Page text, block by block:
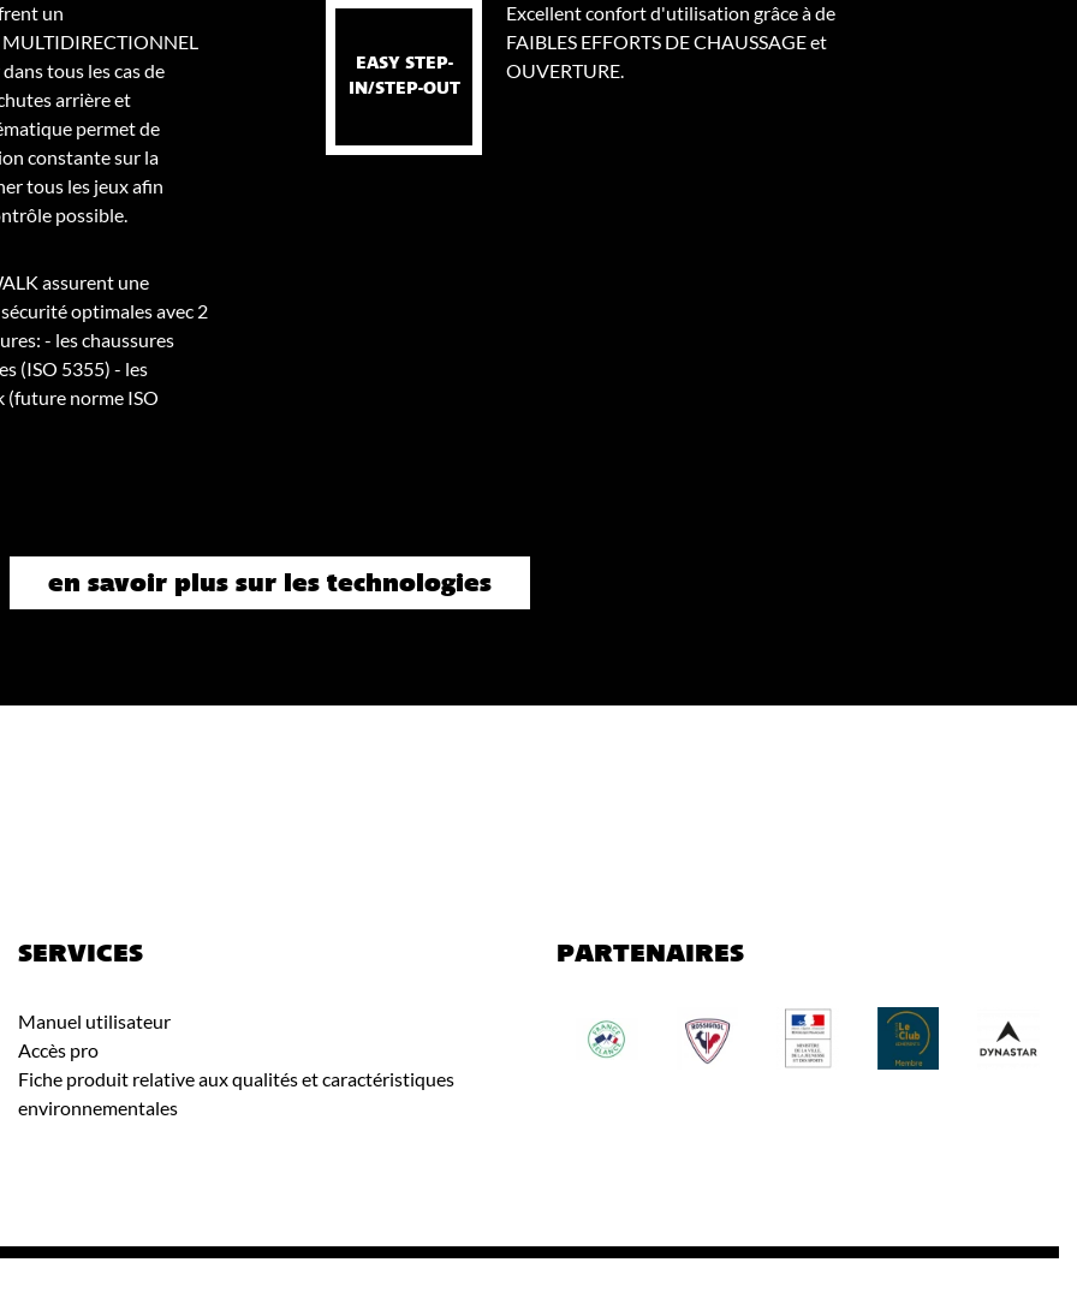
un
tous les cas de
arrière et
permet de
constante sur la
tous les jeux afin
possible.
EASY STEP-
IN/STEP-OUT
Excellent confort d'utilisation grâce à de
FAIBLES EFFORTS DE CHAUSSAGE et
OUVERTURE.
assurent une
optimales avec 2
- les chaussures
(ISO 5355) - les
(future norme ISO
en savoir plus sur les technologies
SERVICES
Manuel utilisateur
Accès pro
Fiche produit relative aux qualités et caractéristiques
environnementales
PARTENAIRES